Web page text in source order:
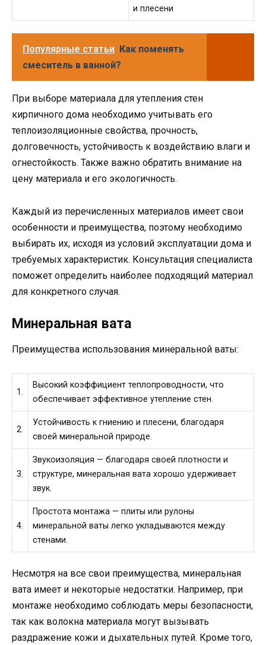
и плесени
Популярные статьи Как поменять
смеситель в ванной?
При выборе материала для утепления стен
кирпичного дома необходимо учитывать его
теплоизоляционные свойства, прочность,
долговечность, устойчивость к воздействию влаги и
огнестойкость. Также важно обратить внимание на
цену материала и его экологичность.
Каждый из перечисленных материалов имеет свои
особенности и преимущества, поэтому необходимо
выбирать их, исходя из условий эксплуатации дома и
требуемых характеристик. Консультация специалиста
поможет определить наиболее подходящий материал
для конкретного случая.
Минеральная вата
Преимущества использования минеральной ваты:
1.
Высокий коэффициент теплопроводности, что
обеспечивает эффективное утепление стен.
2.
Устойчивость к гниению и плесени, благодаря
своей минеральной природе.
3.
Звукоизоляция — благодаря своей плотности и
структуре, минеральная вата хорошо удерживает
звук.
4.
Простота монтажа — плиты или рулоны
минеральной ваты легко укладываются между
стенами.
Несмотря на все свои преимущества, минеральная
вата имеет и некоторые недостатки. Например, при
монтаже необходимо соблюдать меры безопасности,
так как волокна материала могут вызывать
раздражение кожи и дыхательных путей. Кроме того,